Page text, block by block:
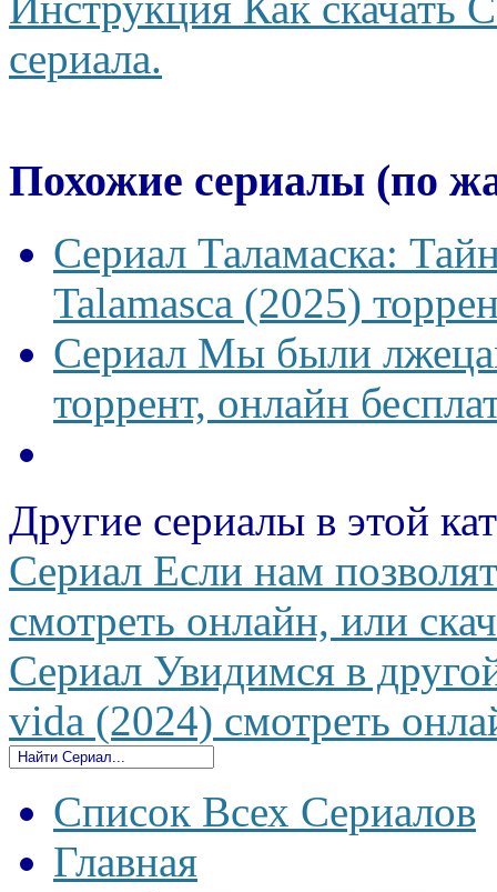
сериала.
Похожие сериалы (по
Сериал Таламаска:
Talamasca (2025)
Сериал Мы были
торрент, онлайн
Другие сериалы в этой
Сериал Если нам
смотреть онлайн, или
Сериал Увидимся в
vida (2024) смотреть
Список Всех Сериалов
Главная